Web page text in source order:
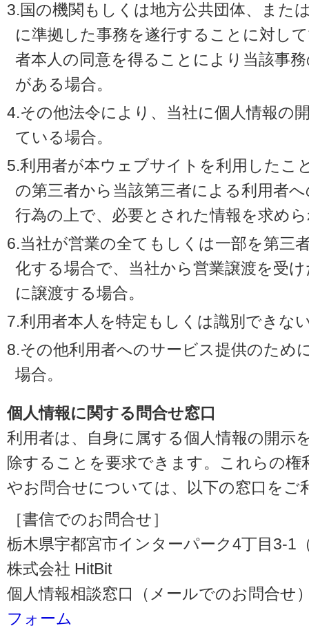
3.国の機関もしくは地方公共団体、また
に準拠した事務を遂行することに対し
者本人の同意を得ることにより当該事
がある場合。
4.その他法令により、当社に個人情報の
ている場合。
5.利用者が本ウェブサイトを利用したこ
の第三者から当該第三者による利用者
行為の上で、必要とされた情報を求め
6.当社が営業の全てもしくは一部を第三
化する場合で、当社から営業譲渡を受
に譲渡する場合。
7.利用者本人を特定もしくは識別できな
8.その他利用者へのサービス提供のため
場合。
個人情報に関する問合せ窓口
利用者は、自身に属する個人情報の開示
除することを要求できます。これらの権
やお問合せについては、以下の窓口をご
［書信でのお問合せ］
栃木県宇都宮市インターパーク4丁目3-1
株式会社 HitBit
個人情報相談窓口（メールでのお問合せ
フォーム